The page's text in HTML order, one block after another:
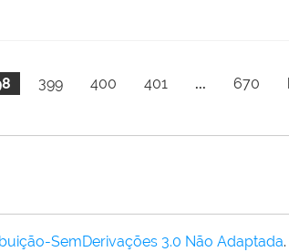
399 400 401 ... 670
SemDerivações 3.0 Não Adaptada.